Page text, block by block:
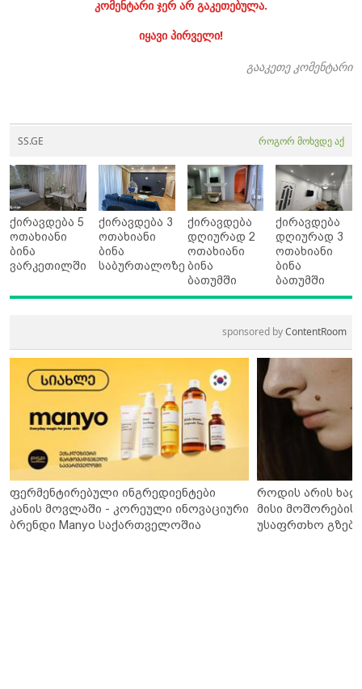
კომენტარი ჯერ არ გაკეთებულა.
იყავი პირველი!
გააკეთე კომენტარი
SS.GE როგორ მოხვდე აქ
ქირავდება 5
ოთახიანი
ბინა
ვარკეთილში
ქირავდება 3
ოთახიანი
ბინა
საბურთალოზე
ქირავდება
დღიურად 2
ოთახიანი
ბინა
ბათუმში
ქირავდება
დღიურად 3
ოთახიანი
ბინა
ბათუმში
sponsored byContentRoom
ფერმენტირებული ინგრედიენტები
კანის მოვლაში - კორეული ინოვაციური
ბრენდი Manyo საქართველოშია
როდის არის
მისი მოშორების
უსაფრთხო გზები